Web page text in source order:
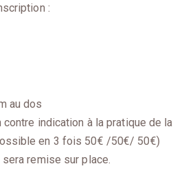
:
au dos
indication à la pratique de la
en 3 fois 50€ /50€/ 50€)
remise sur place.